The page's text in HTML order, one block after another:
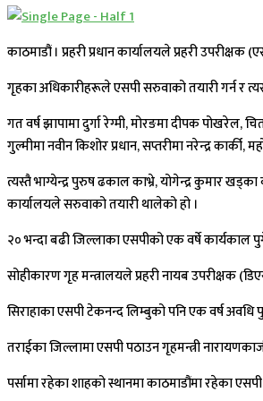
काठमाडौं । प्रहरी प्रधान कार्यालयले प्रहरी
गृहका अधिकारीहरूले एसपी सरुवाको तयारी गर्न र
गत वर्ष झापामा दुर्गा रेग्मी, मोरङमा दीपक पोखरेल,
गुल्मीमा नवीन किशोर प्रधान, सप्तरीमा नरेन्द्र कार्की,
त्यस्तै भाग्येन्द्र पुरुष ढकाल काभ्रे, योगेन्द्र कुमार
कार्यालयले सरुवाको तयारी थालेको हो ।
२० भन्दा बढी जिल्लाका एसपीको एक वर्षे
सोहीकारण गृह मन्त्रालयले प्रहरी नायब उपरीक्षक
सिराहाका एसपी टेकनन्द लिम्बुको पनि एक वर्ष अवधि
तराईका जिल्लामा एसपी पठाउन गृहमन्त्री
पर्सामा रहेका शाहको स्थानमा काठमाडौंमा रहेका